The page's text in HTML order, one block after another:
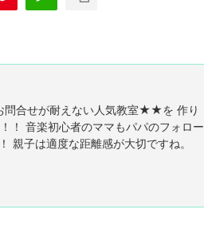
問合せが耐えない人気教室★★を 作り
！ 音楽初心者のママもパパのフォロー
親子は適度な距離感が大切ですね。